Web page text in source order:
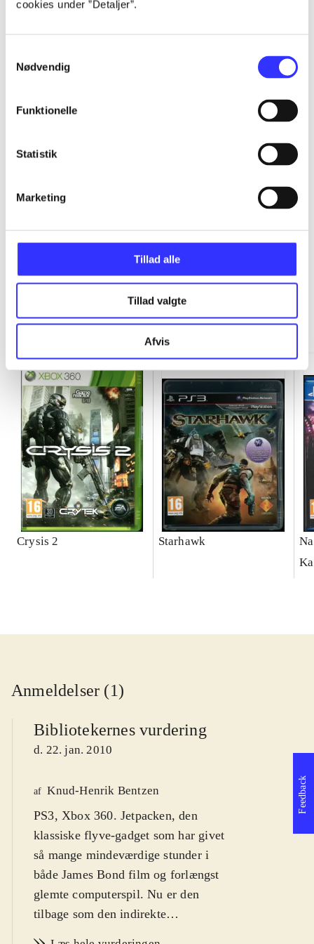
cookies under ”Detaljer”.
Nødvendig
Funktionelle
Statistik
Marketing
Tillad alle
Tillad valgte
Afvis
Minder om
Crysis 2 Starhawk
Anmeldelser (1)
Bibliotekernes vurdering
d. 22. jan. 2010
af Knud-Henrik Bentzen
PS3, Xbox 360. Jetpacken, den
klassiske flyve-gadget som har givet
så mange mindeværdige stunder i
både James Bond film og forlængst
glemte computerspil. Nu er den
tilbage som den indirekte
Feedback